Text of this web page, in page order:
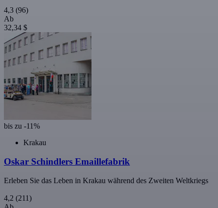
4,3 (96)
Ab
32,34 $
bis zu -11%
Krakau
Oskar Schindlers Emaillefabrik
Erleben Sie das Leben in Krakau während des Zweiten Weltkriegs
4,2 (211)